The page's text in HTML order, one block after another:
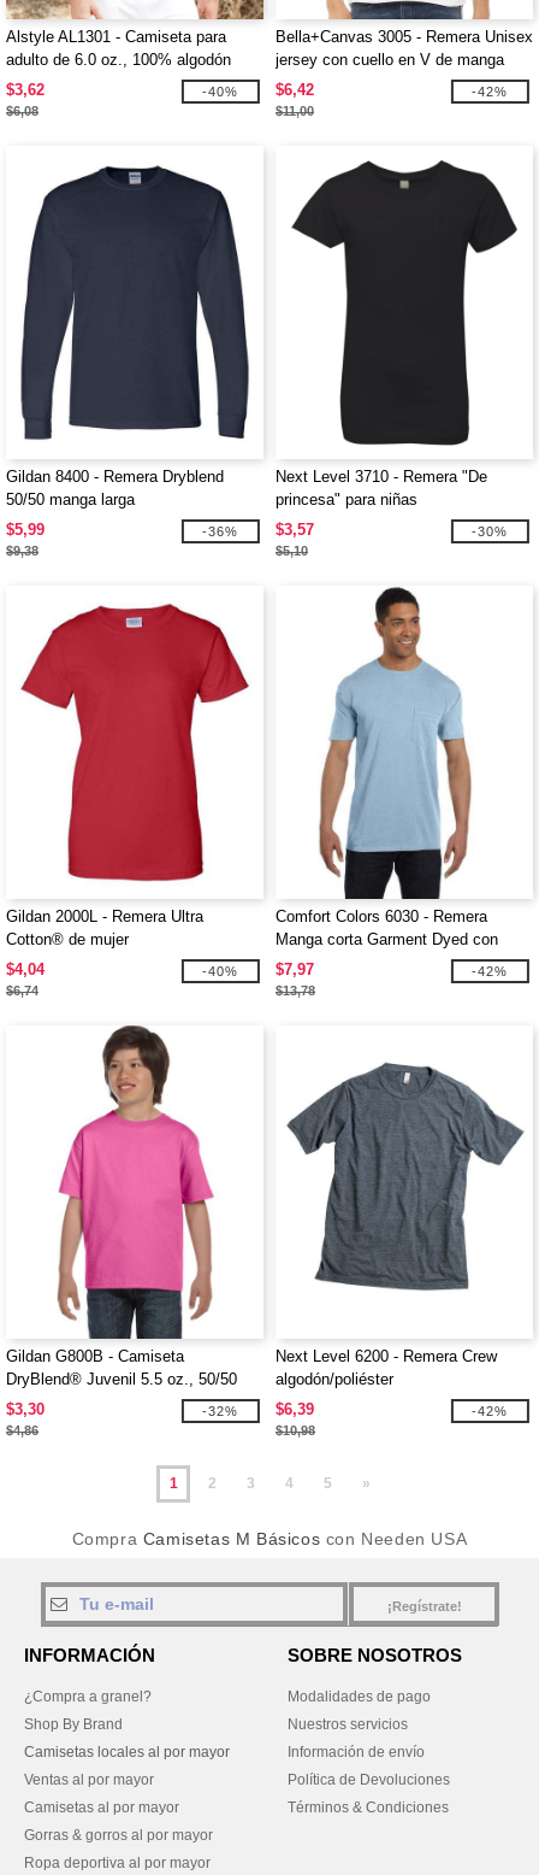
Alstyle AL1301 - Camiseta para
adulto de 6.0 oz., 100% algodón
$3,62
$6,08
-40%
Bella+Canvas 3005 - Remera Unisex
jersey con cuello en V de manga
corta
$6,42
$11,00
-42%
Gildan 8400 - Remera Dryblend
50/50 manga larga
$5,99
$9,38
-36%
Next Level 3710 - Remera "De
princesa" para niñas
$3,57
$5,10
-30%
Gildan 2000L - Remera Ultra
Cotton® de mujer
$4,04
$6,74
-40%
Comfort Colors 6030 - Remera
Manga corta Garment Dyed con
bolsillo
$7,97
$13,78
-42%
Gildan G800B - Camiseta
DryBlend® Juvenil 5.5 oz., 50/50
$3,30
$4,86
-32%
Next Level 6200 - Remera Crew
algodón/poliéster
$6,39
$10,98
-42%
1 2 3 4 5 »
Compra Camisetas M Básicos con Needen USA
¡Regístrate!
INFORMACIÓN
¿Compra a granel?
Shop By Brand
Camisetas locales al por mayor
Ventas al por mayor
Camisetas al por mayor
Gorras & gorros al por mayor
Ropa deportiva al por mayor
SOBRE NOSOTROS
Modalidades de pago
Nuestros servicios
Información de envío
Política de Devoluciones
Términos & Condiciones